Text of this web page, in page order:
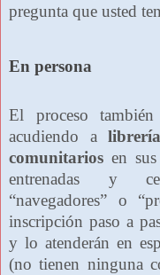
pregunta que usted
En persona
El proceso
acudiendo a
comunitarios en
entrenadas y
“navegadores” o
inscripción paso a
y lo atenderán en
(no tienen ninguna